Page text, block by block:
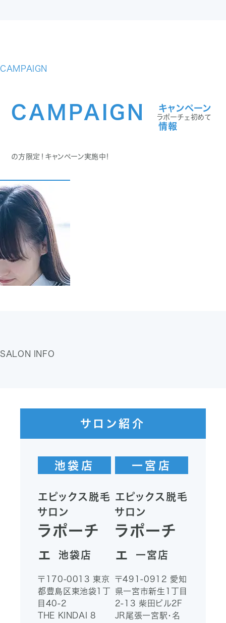
CAMPAIGN
CAMPAIGN
キャンペーン
情報
ラポーチェ初めて
の方限定！キャンペーン実施中！
SALON INFO
サロン紹介
池袋店
エピックス脱毛
サロン
ラポーチ
ェ
池袋店
〒170-0013 東京
都豊島区東池袋1丁
目40-2
THE KINDAI 8
一宮店
エピックス脱毛
サロン
ラポーチ
ェ
一宮店
〒491-0912 愛知
県一宮市新生1丁目
2-13 柴田ビル2F
JR尾張一宮駅・名